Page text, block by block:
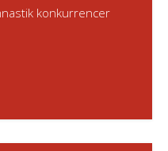
konkurrencer